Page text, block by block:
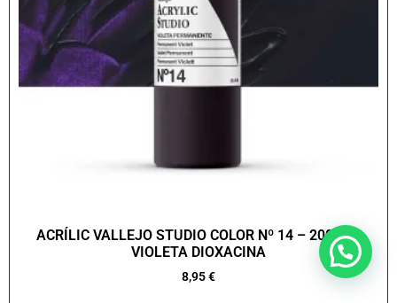
ACRÍLIC VALLEJO STUDIO COLOR Nº 14 – 200 ML.
VIOLETA DIOXACINA
8,95€